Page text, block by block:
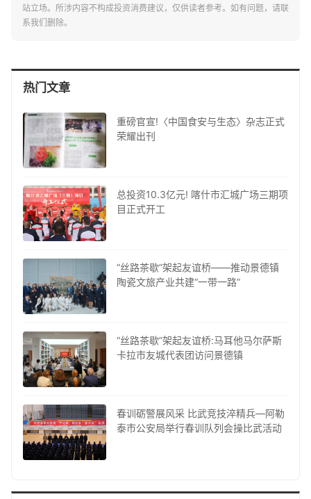
站立场。所涉内容不构成投资消费建议，仅供读者参考。如有问题，请联
系我们删除。
热门文章
重磅官宣!〈中国食安与生态〉杂志正式
荣耀出刊
总投资10.3亿元! 喀什市汇城广场三期项
目正式开工
“丝路茶歇”架起友谊桥——推动景德镇
陶瓷文旅产业共建“一带一路”
“丝路茶歇”架起友谊桥:马耳他马尔萨斯
卡拉市友城代表团访问景德镇
春训砺警展风采 比武竞技淬精兵—阿勒
泰市公安局举行春训队列会操比武活动